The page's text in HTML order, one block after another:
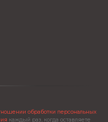
обработки персональных
каждый раз, когда оставляете